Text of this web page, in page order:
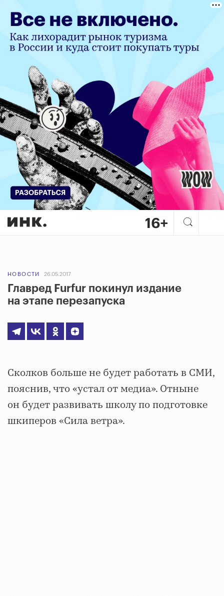
НОВОСТИ 26.05.2017
Главред Furfur покинул издание
на этапе перезапуска
Сколков больше не будет работать в СМИ,
пояснив, что «устал от медиа». Отныне
он будет развивать школу по подготовке
шкиперов «Сила ветра».